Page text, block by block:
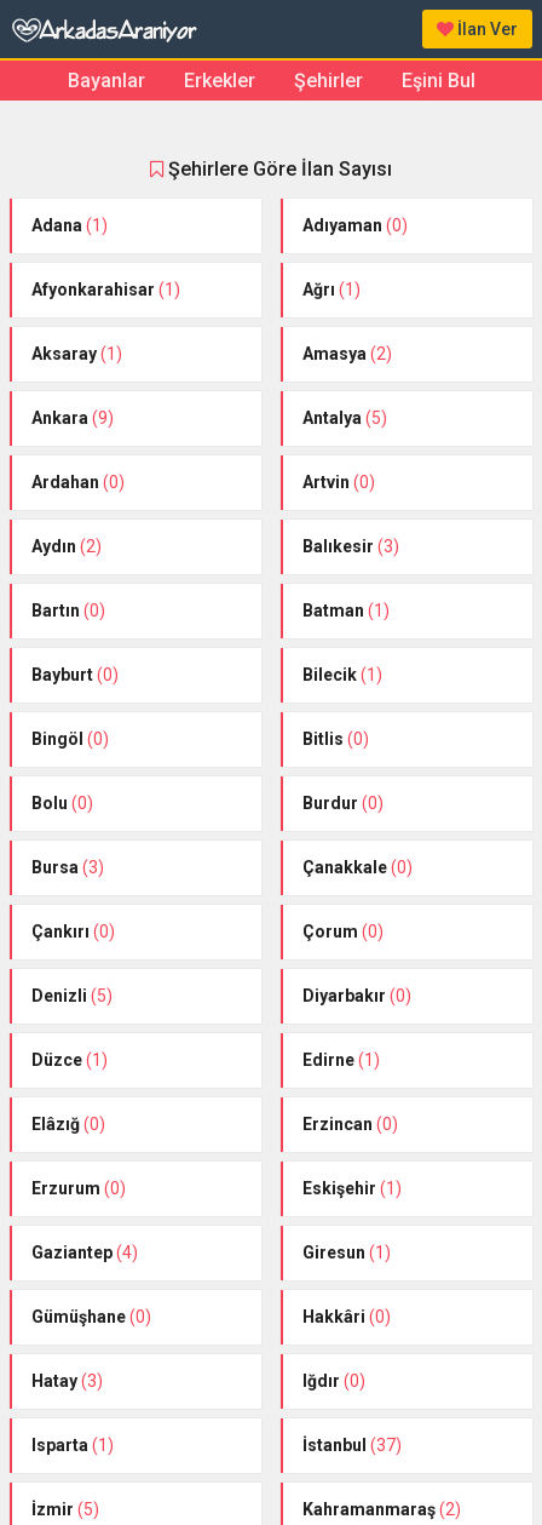
İlan Ver
Bayanlar Erkekler Şehirler Eşini Bul
Şehirlere Göre İlan Sayısı
Adana (1) Adıyaman (0)
Afyonkarahisar (1) Ağrı (1)
Aksaray(1) Amasya (2)
Ankara (9) Antalya (5)
Ardahan (0) Artvin (0)
Aydın (2) Balıkesir (3)
Bartın (0) Batman (1)
Bayburt(0) Bilecik(1)
Bingöl (0) Bitlis (0)
Bolu (0) Burdur (0)
Bursa (3) Çanakkale(0)
Çankırı (0) Çorum (0)
Denizli (5) Diyarbakır (0)
Düzce(1) Edirne(1)
Elâzığ(0) Erzincan (0)
Erzurum (0) Eskişehir (1)
Gaziantep(4) Giresun (1)
Gümüşhane(0) Hakkâri (0)
Hatay(3) Iğdır (0)
Isparta (1) İstanbul (37)
İzmir (5) Kahramanmaraş(2)